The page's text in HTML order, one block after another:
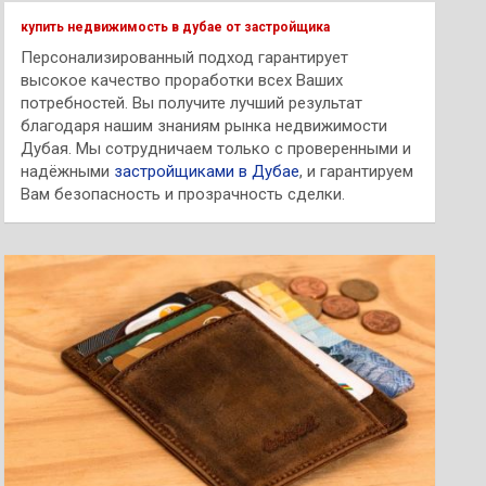
к
купить недвижимость в дубае от застройщика
Персонализированный подход гарантирует
высокое качество проработки всех Ваших
потребностей. Вы получите лучший результат
благодаря нашим знаниям рынка недвижимости
Дубая. Мы сотрудничаем только с проверенными и
надёжными застройщиками в Дубае, и гарантируем
Вам безопасность и прозрачность сделки.